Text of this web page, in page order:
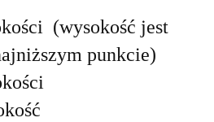
(wysokość jest
punkcie)